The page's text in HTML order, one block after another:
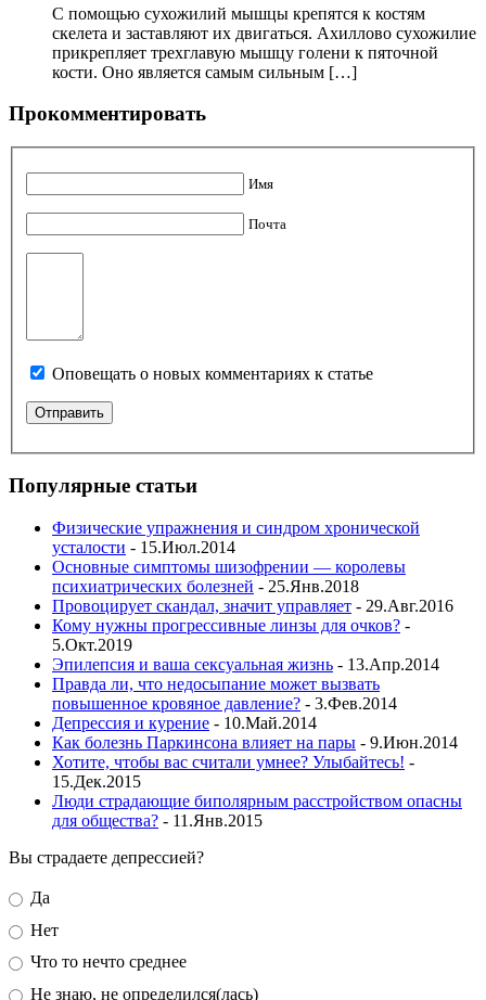
С помощью сухожилий мышцы крепятся к костям
скелета и заставляют их двигаться. Ахиллово сухожилие
прикрепляет трехглавую мышцу голени к пяточной
кости. Оно является самым сильным […]
Прокомментировать
Имя
Почта
Оповещать о новых комментариях к статье
Популярные статьи
Физические упражнения и синдром хронической
усталости - 15.Июл.2014
Основные симптомы шизофрении — королевы
психиатрических болезней - 25.Янв.2018
Провоцирует скандал, значит управляет - 29.Авг.2016
Кому нужны прогрессивные линзы для очков? -
5.Окт.2019
Эпилепсия и ваша сексуальная жизнь - 13.Апр.2014
Правда ли, что недосыпание может вызвать
повышенное кровяное давление? - 3.Фев.2014
Депрессия и курение - 10.Май.2014
Как болезнь Паркинсона влияет на пары - 9.Июн.2014
Хотите, чтобы вас считали умнее? Улыбайтесь! -
15.Дек.2015
Люди страдающие биполярным расстройством опасны
для общества? - 11.Янв.2015
Вы страдаете депрессией?
Да
Нет
Что то нечто среднее
Не знаю, не определился(лась)